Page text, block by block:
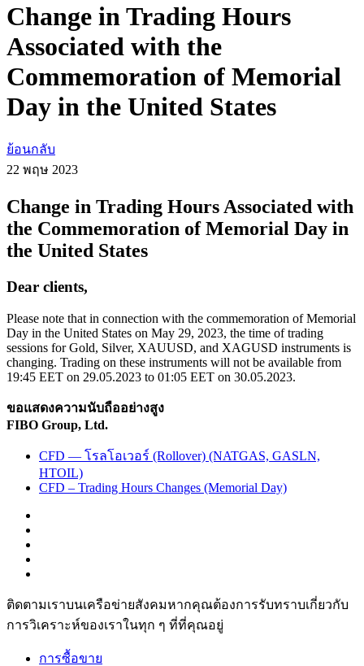
Change in Trading Hours
Associated with the
Commemoration of Memorial
Day in the United States
ย้อนกลับ
22 พฤษ 2023
Change in Trading Hours Associated with
the Commemoration of Memorial Day in
the United States
Dear clients,
Please note that in connection with the commemoration of Memorial
Day in the United States on May 29, 2023, the time of trading
sessions for Gold, Silver, XAUUSD, and XAGUSD instruments is
changing. Trading on these instruments will not be available from
19:45 EET on 29.05.2023 to 01:05 EET on 30.05.2023.
ขอแสดงความนับถืออย่างสูง
FIBO Group, Ltd.
CFD — โรลโอเวอร์ (Rollover) (NATGAS, GASLN,
HTOIL)
CFD – Trading Hours Changes (Memorial Day)
ติดตามเราบนเครือข่ายสังคมหากคุณต้องการรับทราบเกี่ยวกับ
การวิเ­คราะห์ของเราในทุก ๆ ที่ที่คุณอยู่
การซื้อขาย